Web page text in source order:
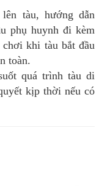
tàu, hướng dẫn
phụ huynh đi kèm
khi tàu bắt đầu
toàn.
quá trình tàu di
kịp thời nếu có